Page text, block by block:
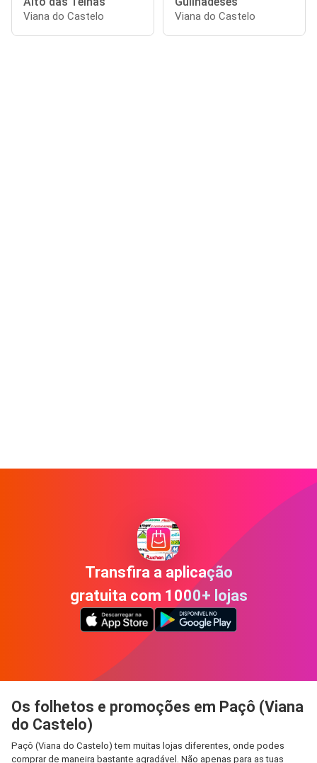
Viana do Castelo Viana do Castelo
Transfira a aplicação
gratuita com 1000+ lojas
Os folhetos e promoções em Paçô (Viana
do Castelo)
Paçô (Viana do Castelo) tem muitas lojas diferentes, onde podes
comprar de maneira bastante agradável. Não apenas para as tuas